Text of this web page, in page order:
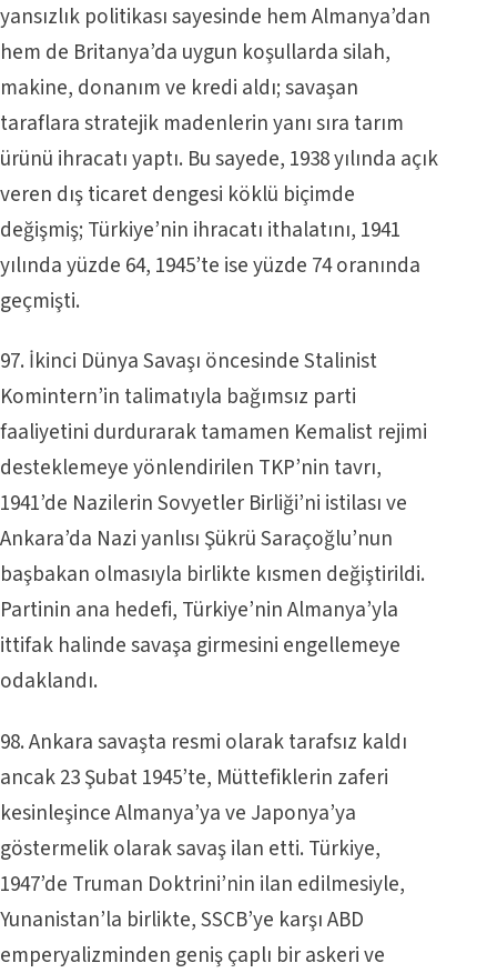
yansızlık politikası sayesinde hem Almanya’dan
hem de Britanya’da uygun koşullarda silah,
makine, donanım ve kredi aldı; savaşan
taraflara stratejik madenlerin yanı sıra tarım
ürünü ihracatı yaptı. Bu sayede, 1938 yılında açık
veren dış ticaret dengesi köklü biçimde
değişmiş; Türkiye’nin ihracatı ithalatını, 1941
yılında yüzde 64, 1945’te ise yüzde 74 oranında
geçmişti.
97. İkinci Dünya Savaşı öncesinde Stalinist
Komintern’in talimatıyla bağımsız parti
faaliyetini durdurarak tamamen Kemalist rejimi
desteklemeye yönlendirilen TKP’nin tavrı,
1941’de Nazilerin Sovyetler Birliği’ni istilası ve
Ankara’da Nazi yanlısı Şükrü Saraçoğlu’nun
başbakan olmasıyla birlikte kısmen değiştirildi.
Partinin ana hedefi, Türkiye’nin Almanya’yla
ittifak halinde savaşa girmesini engellemeye
odaklandı.
98. Ankara savaşta resmi olarak tarafsız kaldı
ancak 23 Şubat 1945’te, Müttefiklerin zaferi
kesinleşince Almanya’ya ve Japonya’ya
göstermelik olarak savaş ilan etti. Türkiye,
1947’de Truman Doktrini’nin ilan edilmesiyle,
Yunanistan’la birlikte, SSCB’ye karşı ABD
emperyalizminden geniş çaplı bir askeri ve